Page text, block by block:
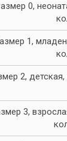
0,
1,
2,
3,